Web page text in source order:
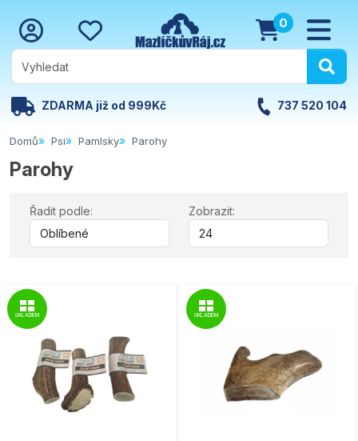
0
ZDARMA již od 999Kč 737 520 104
Domů Psi Pamlsky Parohy
Parohy
Řadit podle: Zobrazit:
SKLADEM SKLADEM